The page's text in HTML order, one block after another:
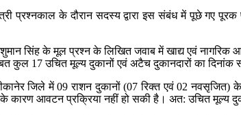
प्रश्नकाल के दौरान सदस्य द्वारा इस संबंध में पूछे गए
सिंह के मूल प्रश्न के लिखित जवाब में खाद्य एवं नागरिक
कुल 17 उचित मूल्‍य दुकानों एवं अटैच दुकानदारों का
जिले में 09 राशन दुकानों (07 रिक्‍त एवं 02
कारण आवटन प्रक्रिया नहीं हो सकी है। अत: उचित मूल्य